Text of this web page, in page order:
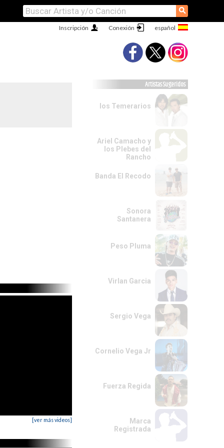
⚲
Conexión
Inscripción
[ver más videos]
Artistas Sugeridos
los Temerarios
Ariel Camacho y
los Plebes del
Rancho
Banda El Recodo
Sonora
Santanera
Peso Pluma
Virlan Garcia
Sergio Vega
Cornelio Vega Jr
Fuerza Regida
Marca
Registrada